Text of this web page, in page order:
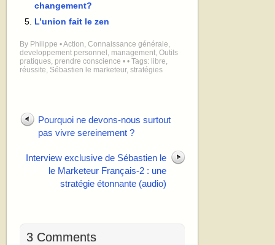
changement?
L’union fait le zen
By Philippe •Action,Connaissance générale,
developpement personnel , management,Outils
pratiques, prendre conscience • • Tags: libre,
réussite, Sébastien le marketeur,stratégies
Pourquoi ne devons-nous surtout
pas vivre sereinement ?
Interview exclusive de Sébastien le
le Marketeur Français-2 : une
stratégie étonnante (audio)
3 Comments